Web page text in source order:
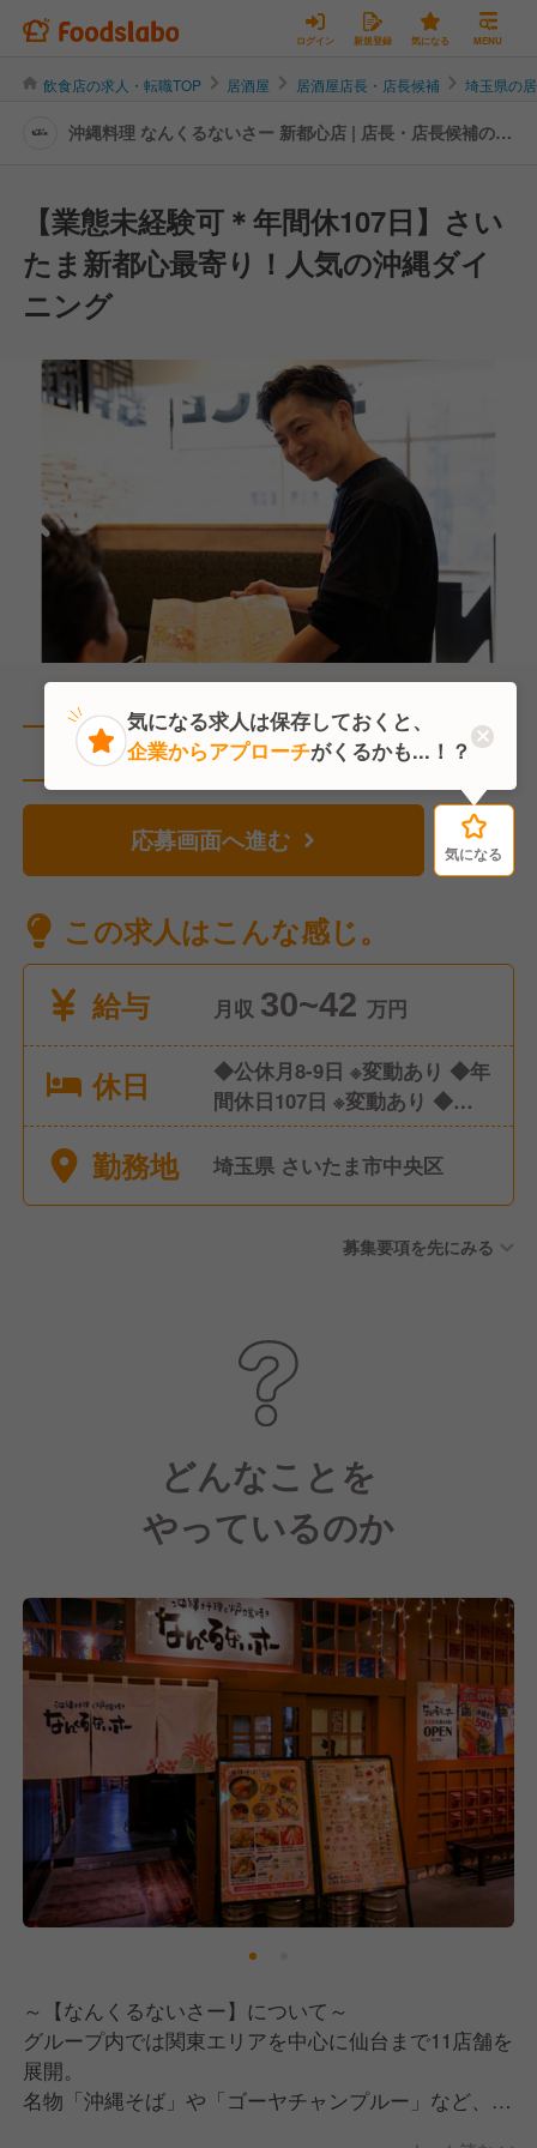
ログイン 新規登録 気になる MENU
飲食店の求人・転職TOP 居酒屋 居酒屋店長・店長候補 埼玉県の
沖縄料理 なんくるないさー 新都心店 | 店長・店長候補の転
【業態未経験可＊年間休107日】さい
たま新都心最寄り！人気の沖縄ダイ
ニング
直近1人がこの求人を検討中
応募画面へ進む 気になる
この求人はこんな感じ。
給与
月収 30~42 万円
休日
◆公休月8-9日 ※変動あり ◆年
間休日107日 ※変動あり ◆有
給休暇 ◆産休/育休 ◆介護休
暇
勤務地 埼玉県 さいたま市中央区
募集要項を先にみる
どんなことを
やっているのか
～【なんくるないさー】について～
グループ内では関東エリアを中心に仙台まで11店舗を
展開。
名物「沖縄そば」や「ゴーヤチャンプルー」など、多
気になる
気になる求人は保存しておくと、
企業からアプローチがくるかも...！？